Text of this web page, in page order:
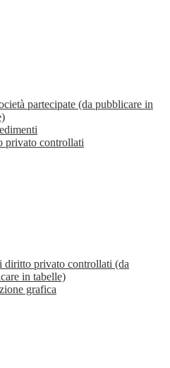
partecipate (da pubblicare in
privato controllati
diritto privato controllati (da
in tabelle)
grafica